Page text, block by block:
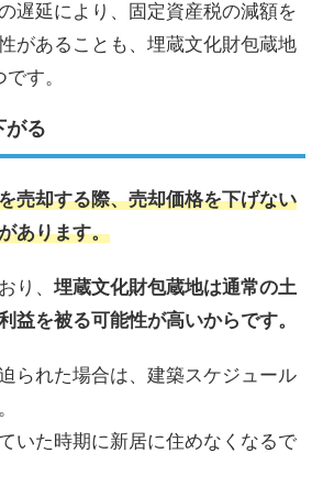
遅延により、固定資産税の減額を
があることも、埋蔵文化財包蔵地
す。
がる
売却する際、売却価格を下げない
あります。
り、 埋蔵文化財包蔵地は通常の土
益を被る可能性が高いからです。
られた場合は、建築スケジュール
いた時期に新居に住めなくなるで